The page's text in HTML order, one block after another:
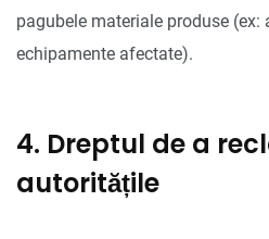
pagubele materiale produse (ex:
echipamente afectate).
4. Dreptul de a
autoritățile